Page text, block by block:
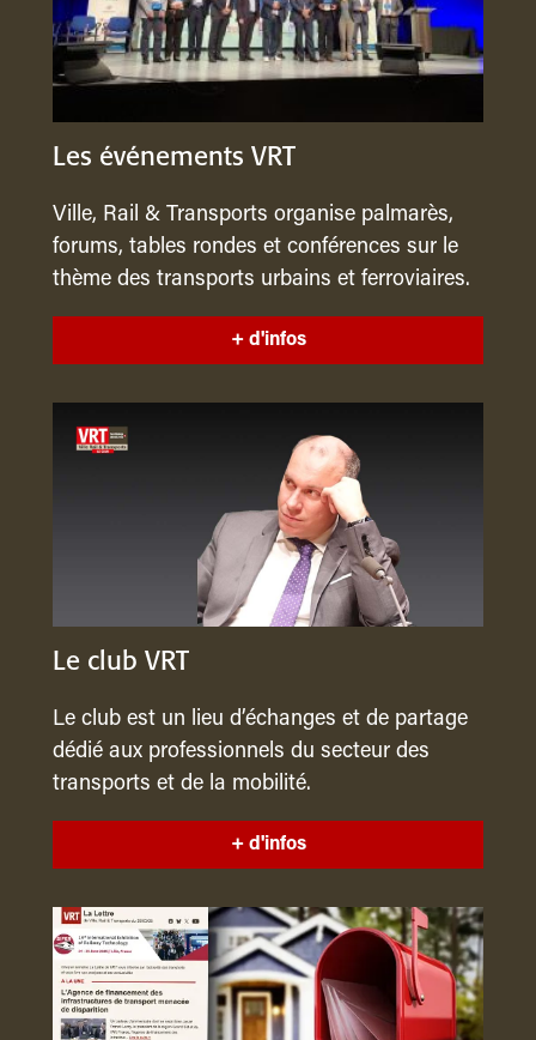
Les événements VRT
Ville, Rail & Transports organise palmarès,
forums, tables rondes et conférences sur le
thème des transports urbains et ferroviaires.
+ d'infos
Le club VRT
Le club est un lieu d’échanges et de partage
dédié aux professionnels du secteur des
transports et de la mobilité.
+ d'infos